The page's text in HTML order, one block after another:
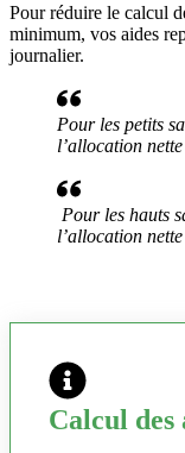
Pour réduire le calcul
minimum, vos aides
journalier.
Pour les petits
l’allocation
Pour les hauts
l’allocation
Calcul des